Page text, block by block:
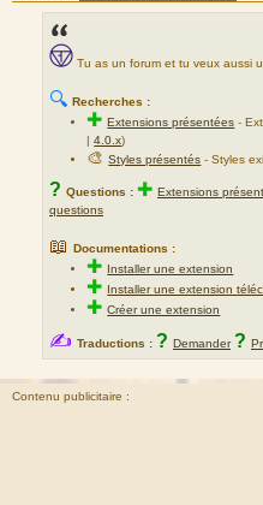
Tu as un forum et tu veux aussi
🔍 Recherches :
✚Extensions présentées -
|4.0.x)
🎨Styles présentés - Styles
? Questions : ✚ Extensions
questions
📖 Documentations :
✚ Installer une extension
✚ Installer une extension
✚Créer une extension
✍ Traductions : ? Demander ?
Contenu publicitaire :